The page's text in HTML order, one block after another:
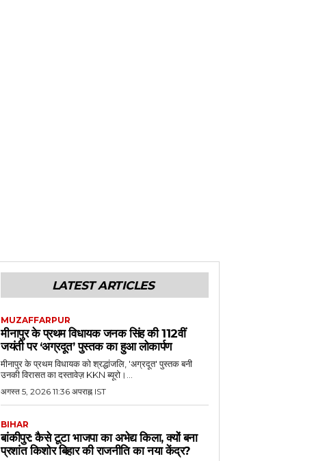
LATEST ARTICLES
MUZAFFARPUR
मीनापुर के प्रथम विधायक जनक सिंह की 112वीं
जयंती पर ‘अग्रदूत’ पुस्तक का हुआ लोकार्पण
मीनापुर के प्रथम विधायक को श्रद्धांजलि, 'अग्रदूत' पुस्तक बनी
उनकी विरासत का दस्तावेज़ KKN ब्यूरो।...
अगस्त 5, 2026 11:36 अपराह्न IST
BIHAR
बांकीपुर: कैसे टूटा भाजपा का अभेद्य किला, क्यों बना
प्रशांत किशोर बिहार की राजनीति का नया केंद्र?